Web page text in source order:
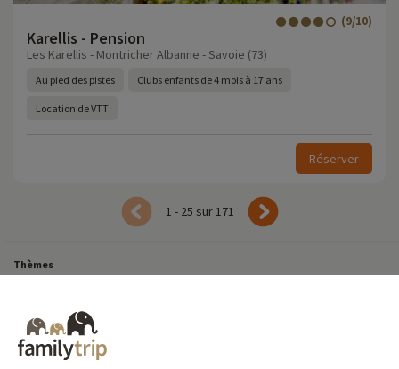
Karellis - Pension
(9/10)
Les Karellis - Montricher Albanne - Savoie (73)
Au pied des pistes Clubs enfants de 4 mois à 17 ans
Location de VTT
Réserver
1 - 25 sur 171
Thèmes
Court séjour de dernière minute
Court séjour Insolite
Destinations